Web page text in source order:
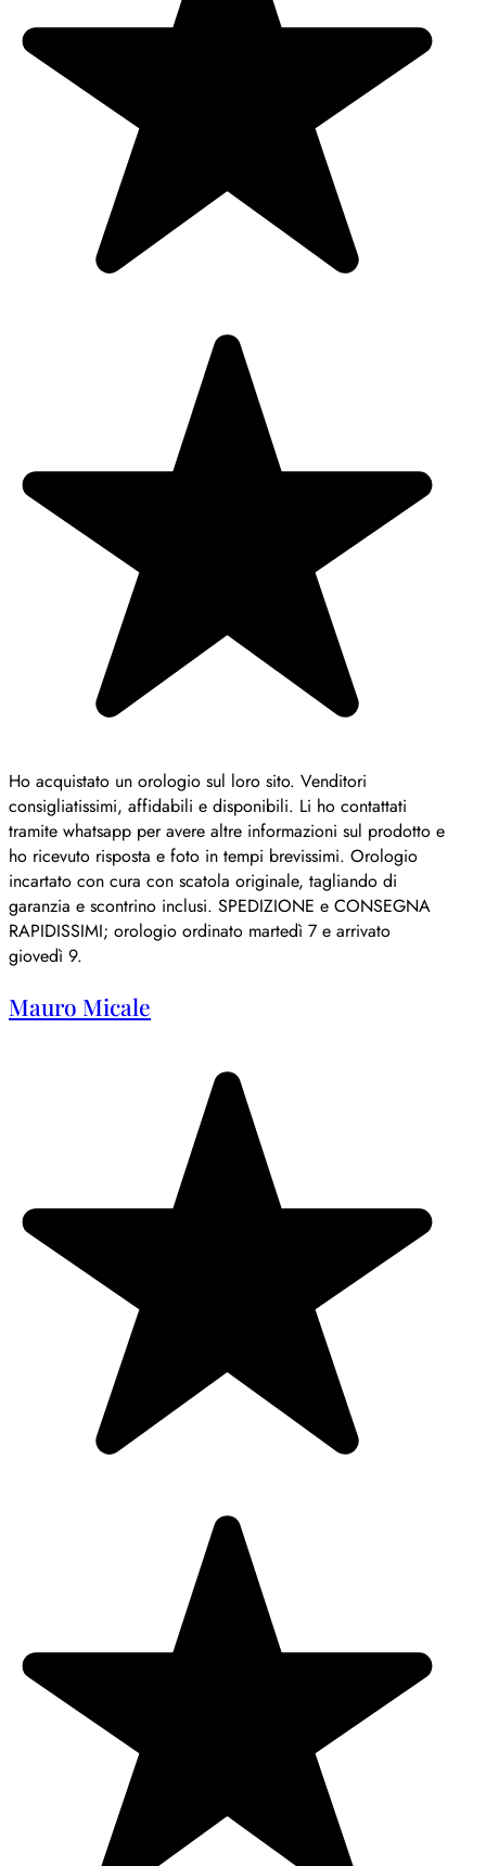
Ho acquistato un orologio sul loro sito. Venditori
consigliatissimi, affidabili e disponibili. Li ho contattati
tramite whatsapp per avere altre informazioni sul prodotto e
ho ricevuto risposta e foto in tempi brevissimi. Orologio
incartato con cura con scatola originale, tagliando di
garanzia e scontrino inclusi. SPEDIZIONE e CONSEGNA
RAPIDISSIMI; orologio ordinato martedì 7 e arrivato
giovedì 9.
Mauro Micale